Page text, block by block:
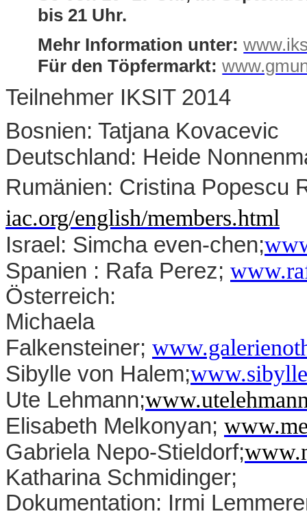
bis 21 Uhr.
Mehr Information unter:
Für den Töpfermarkt:
Teilnehmer IKSIT 2014
Bosnien: Tatjana Kovacevic
Deutschland: Heide
Rumänien: Cristina Popescu
iac.org/english/members.html
Israel: Simcha even-chen;
Spanien : Rafa Perez;
Österreich:
Michaela
Falkensteiner;
Sibylle von Halem;
Ute Lehmann;
Elisabeth Melkonyan;
Gabriela Nepo-Stieldorf;
Katharina Schmidinger;
Dokumentation: Irmi